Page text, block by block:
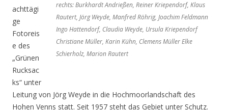
rechts: Burkhardt Andrießen, Reiner Kriependorf, Klaus
Rautert, Jörg Weyde, Manfred Röhrig, Joachim Feldmann
Ingo Hattendorf, Claudia Weyde, Ursula Kriependorf
Christiane Müller, Karin Kühn, Clemens Müller Elke
Schierholz, Marion Rautert
achttägi
ge
Fotoreis
e des
„Grünen
Rucksac
ks“ unter
Leitung von Jörg Weyde in die Hochmoorlandschaft des
Hohen Venns statt. Seit 1957 steht das Gebiet unter Schutz.